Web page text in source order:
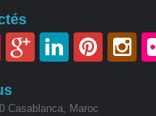
Casablanca, Maroc